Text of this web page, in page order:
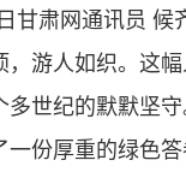
日甘肃网通讯员
游人如织。这
世纪的默默坚
份厚重的绿色答